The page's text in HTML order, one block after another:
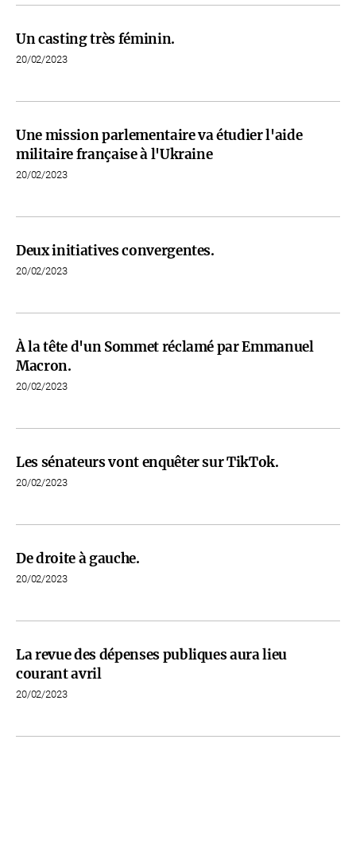
Un casting très féminin.
20/02/2023
Une mission parlementaire va étudier l'aide
militaire française à l'Ukraine
20/02/2023
Deux initiatives convergentes.
20/02/2023
À la tête d'un Sommet réclamé par Emmanuel
Macron.
20/02/2023
Les sénateurs vont enquêter sur TikTok.
20/02/2023
De droite à gauche.
20/02/2023
La revue des dépenses publiques aura lieu
courant avril
20/02/2023